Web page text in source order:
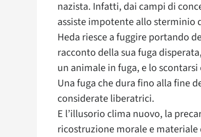
nazista. Infatti, dai campi di
assiste impotente allo sterminio
Heda riesce a fuggire portando
racconto della sua fuga
un animale in fuga, e lo
Una fuga che dura fino alla fine
considerate liberatrici.
E l’illusorio clima nuovo, la
ricostruzione morale e materiale